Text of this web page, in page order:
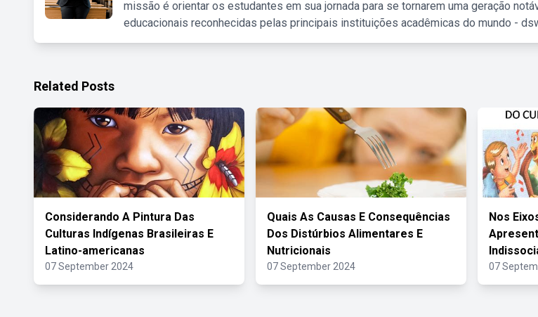
missão é orientar os estudantes em sua jornada para se tornarem uma geração
educacionais reconhecidas pelas principais instituições acadêmicas do mundo -
Related Posts
Considerando A Pintura Das
Culturas Indígenas Brasileiras E
Latino-americanas
07 September 2024
Quais As Causas E Consequências
Dos Distúrbios Alimentares E
Nutricionais
07 September 2024
Nos
07